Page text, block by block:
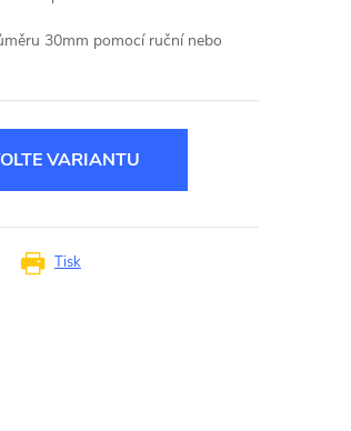
30mm pomocí ruční nebo
VARIANTU
Tisk